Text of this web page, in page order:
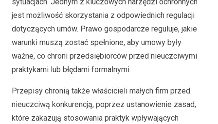
jest możliwość skorzystania z odpowiednich regulacji
dotyczących umów. Prawo gospodarcze reguluje, jakie
warunki muszą zostać spełnione, aby umowy były
ważne, co chroni przedsiębiorców przed nieuczciwymi
praktykami lub błędami formalnymi.
Przepisy chronią także właścicieli małych firm przed
nieuczciwą konkurencją, poprzez ustanowienie zasad,
które zakazują stosowania praktyk wpływających